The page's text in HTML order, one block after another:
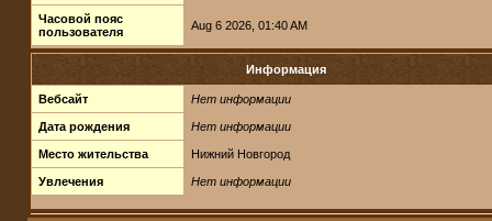
Часовой пояс
пользователя
Aug 6 2026, 01:40 AM
Информация
Вебсайт Нет информации
Дата рождения Нет информации
Место жительства Нижний Новгород
Увлечения Нет информации